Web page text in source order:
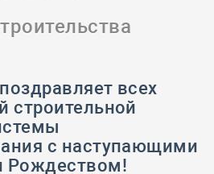
всех
строительной
с наступающими
Рождеством!